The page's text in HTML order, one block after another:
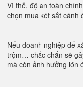
Vì thế, độ an toàn
chọn mua két sắt cánh
Nếu doanh nghiệp để
trộm… chắc chắn sẽ
mà còn ảnh hưởng lớn